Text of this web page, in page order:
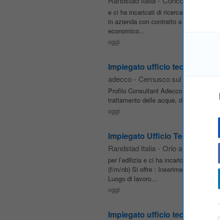
e ci ha incaricati di ricercare un
in azienda con contratto a tempo
economico...
oggi
Impiegato ufficio tecnico -
adecco - Cernusco sul Naviglio
Profilo Consultant Adecco ricerca, per
trattamento delle acque, dei fanghi e
oggi
Impiegato Ufficio Tecnico -
Randstad Italia - Orio al Serio
per l’edilizia e ci ha incaricati di
(f/m/nb) Si offre : Inserimento diretto
Luogo di lavoro...
oggi
Impiegato ufficio tecnico